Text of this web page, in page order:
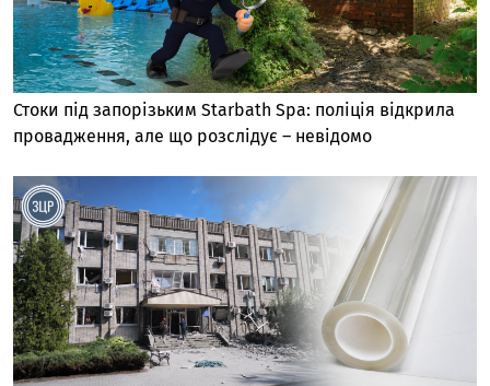
Стоки під запорізьким Starbath Spa: поліція відкрила
провадження, але що розслідує – невідомо